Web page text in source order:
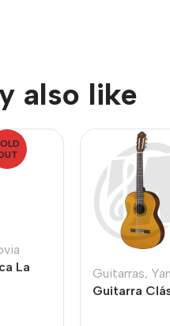
also like
La
Guitarras,
Guitarra